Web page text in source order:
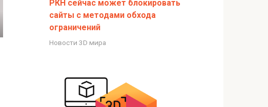
РКН сейчас может блокировать
сайты с методами обхода
ограничений
Новости 3D мира